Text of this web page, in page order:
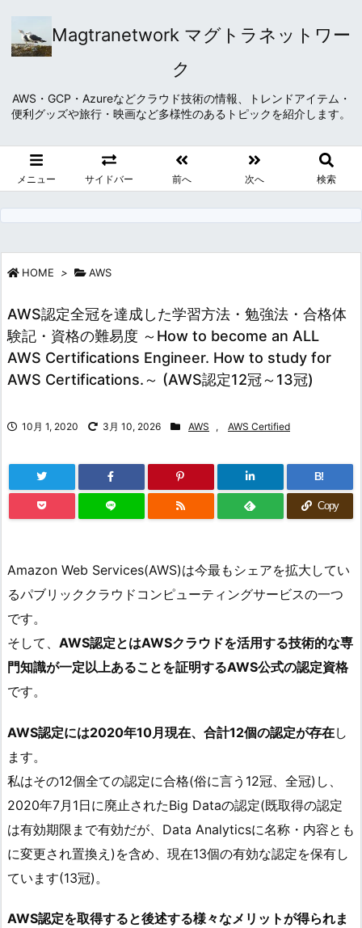
Magtranetwork マグトラネットワー
ク
AWS・GCP・Azureなどクラウド技術の情報、トレンドアイテム・
便利グッズや旅行・映画など多様性のあるトピックを紹介します。
メニュー サイドバー 前へ 次へ 検索
HOME > AWS
AWS認定全冠を達成した学習方法・勉強法・合格体
験記・資格の難易度 ～How to become an ALL
AWS Certifications Engineer. How to study for
AWS Certifications.～ (AWS認定12冠～13冠)
10月 1, 2020 3月 10, 2026 AWS , AWS Certified
B!
Copy
Amazon Web Services(AWS)は今最もシェアを拡大してい
るパブリッククラウドコンピューティングサービスの一つ
です。
そして、 AWS認定とはAWSクラウドを活用する技術的な専
門知識が一定以上あることを証明するAWS公式の認定資格
です。
AWS認定には2020年10月現在、合計12個の認定が存在し
ます。
私はその12個全ての認定に合格(俗に言う12冠、全冠)し、
2020年7月1日に廃止されたBig Dataの認定(既取得の認定
は有効期限まで有効だが、Data Analyticsに名称・内容とも
に変更され置換え)を含め、現在13個の有効な認定を保有し
ています(13冠)。
AWS認定を取得すると後述する様々なメリットが得られま